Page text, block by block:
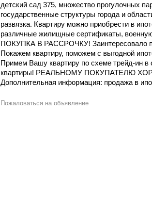
детский сад 375, множество прогулочных
государственные структуры города и
развязка. Квартиру можно приобрести в
различные жилищные сертификаты,
ПОКУПКА В РАССРОЧКУ! Заинтересовало
Покажем квартиру, поможем с выгодной
Примем Вашу квартиру по схеме трейд-ин в
квартиры! РЕАЛЬНОМУ ПОКУПАТЕЛЮ
Дополнительная информация: продажа в
Пожаловаться на объявление